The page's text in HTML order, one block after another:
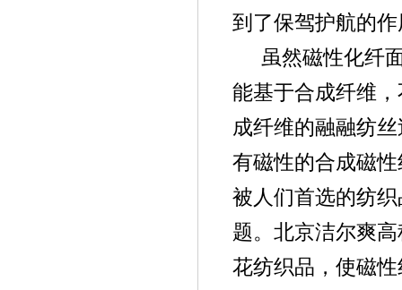
到了保驾护航的
虽然磁性化纤
能基于合成纤维
成纤维的融融纺
有磁性的合成磁
被人们首选的纺
题。北京洁尔爽
花纺织品，使磁